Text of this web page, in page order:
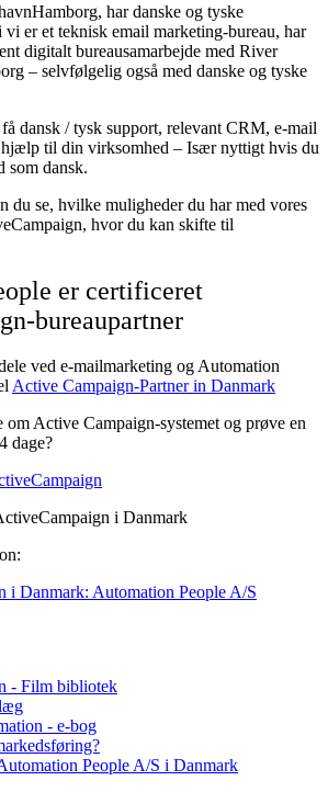
har danske og tyske
vi er et teknisk email marketing-bureau, har
digitalt bureausamarbejde med River
– selvfølgelig også med danske og tyske
dansk / tysk support, relevant CRM, e-mail
til din virksomhed – Især nyttigt hvis du
som dansk.
du se, hvilke muligheder du har med vores
hvor du kan skifte til
er certificeret
bureaupartner
ved e-mailmarketing og Automation
Active Campaign-Partner in Danmark
Active Campaign-systemet og prøve en
dage?
iveCampaign
i Danmark
i Danmark: Automation People A/S
- Film bibliotek
- e-bog
People A/S i Danmark